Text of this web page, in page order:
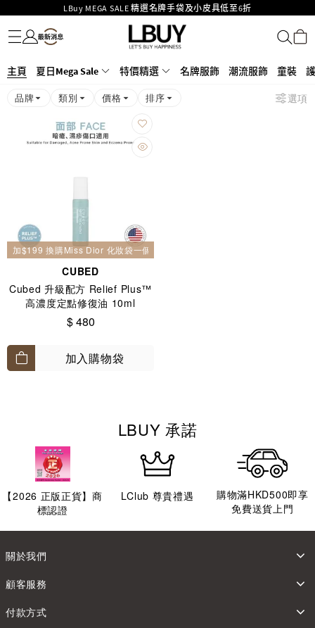
LBuy MEGA SALE 精選名牌手袋及小皮具低至6折
Goyard Hobo / Hobo Mini人氣限量特別版限時原價低至75折!
LBuy呈獻 - Hermès 及 Chanel 手袋及首飾原價低至6折，立即入手!
426號舖！
MOKO 1樓175號鋪旗艦店特設名牌Hermès、CHANEL及LV專區！
購物滿HKD500即享免運費！
名牌服飾
潮流服飾
童裝
護膚美妝
香水香薰
個人護理
母嬰護理
遊戲及精品玩具
文儀用品
家居生活
電子產品
美食
醫藥保健
運動與戶外用品
主頁 夏日Mega Sale 特價精選 名牌服飾 潮流服飾 童裝
品牌 類別 價格 排序 選項
加$199 換購Miss Dior 化妝袋一個
CUBED
Cubed 升級配方 Relief Plus™
高濃度定點修復油 10ml
$ 480
加入購物袋
LBUY 承諾
【2026 正版正貨】商
標認證
LClub 尊貴禮遇
購物滿HKD500即享
免費送貨上門
關於我們
顧客服務
付款方式